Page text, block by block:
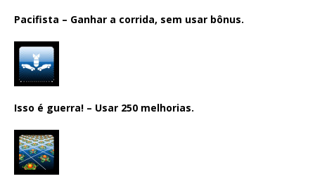
Pacifista – Ganhar a corrida, sem usar bônus.
Isso é guerra! – Usar 250 melhorias.